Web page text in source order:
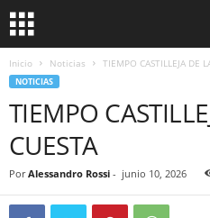
Inicio Noticias TIEMPO CASTILLEJA DE
NOTICIAS
TIEMPO
CUESTA
Por Alessandro Rossi - junio 10, 2026